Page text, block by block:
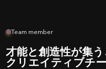
Team member
才能と創造性が集う
クリエイティブチ